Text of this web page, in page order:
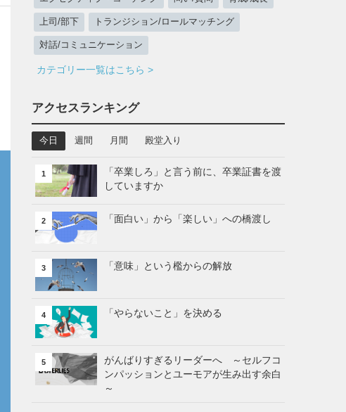
上司/部下 トランジション/ロールマッチング
対話/コミュニケーション
カテゴリー一覧はこちら >
アクセスランキング
今日 週間 月間 殿堂入り
1
「卒業しろ」と言う前に、卒業証書を渡
していますか
2 「面白い」から「楽しい」への橋渡し
3 「意味」という檻からの解放
4 「やらないこと」を決める
5
がんばりすぎるリーダーへ ～セルフコ
ンパッションとユーモアが生み出す余白
～